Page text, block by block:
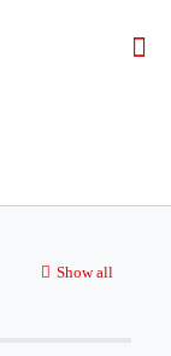
Show all